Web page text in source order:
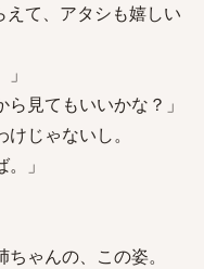
て、アタシも嬉しい
見てもいいかな？」
じゃないし。
」
ゃんの、この姿。